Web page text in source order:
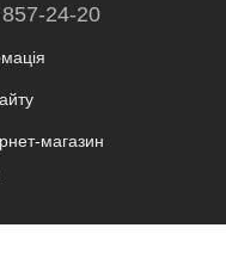
24-20
магазин